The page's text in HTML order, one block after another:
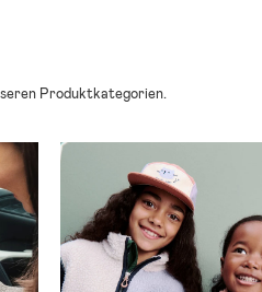
Produktkategorien.